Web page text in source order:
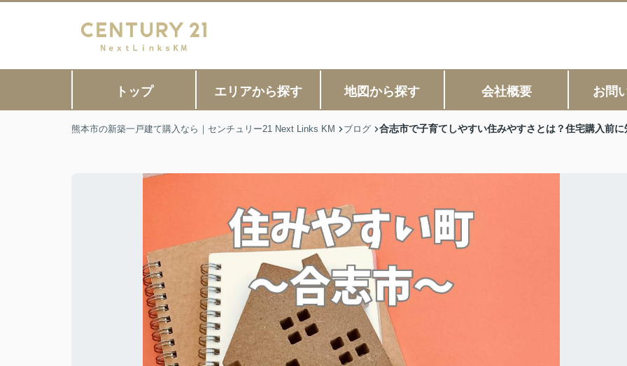
トップ エリアから探す 地図から探す 会社概要 お問
熊本市の新築一戸建て購入なら｜センチュリー21 Next Links KM ブログ 合志市で子育てしやすい住みやすさとは？住宅購入前